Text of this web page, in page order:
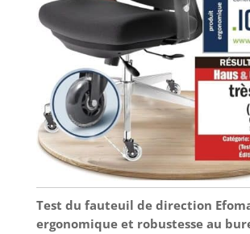
Test du fauteuil de direction
ergonomique et robustesse au